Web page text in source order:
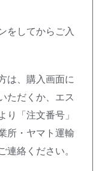
をしてからご入
は、購入画面に
ただくか、エス
り「注文番号」
所・ヤマト運輸
連絡ください。